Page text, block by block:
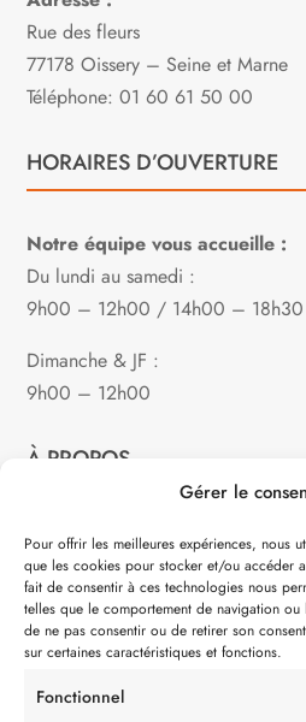
Gérer le
Pour offrir les meilleures expériences, nous
que les cookies pour stocker et/ou accéder
fait de consentir à ces technologies nous
telles que le comportement de navigation
de ne pas consentir ou de retirer son
sur certaines caractéristiques et fonctions.
Fonctionnel
Rue des fleurs
77178 Oissery – Seine et Marne
Téléphone: 01 60 61 50 00
HORAIRES D’OUVERTURE
Notre équipe vous accueille :
Du lundi au samedi :
9h00 – 12h00 / 14h00 – 18h30
Dimanche & JF :
9h00 – 12h00
À PROPOS
Notre philosophie
Contact
Partenaire de: